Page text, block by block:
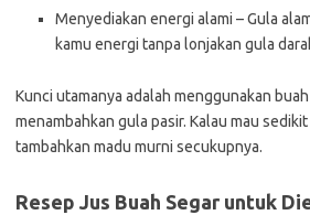
Menyediakan energi alami – Gula
kamu energi tanpa lonjakan gula
Kunci utamanya adalah menggunakan
menambahkan gula pasir. Kalau mau
tambahkan madu murni secukupnya.
Resep Jus Buah Segar untuk